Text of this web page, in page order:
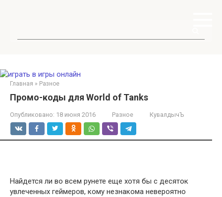
Главная » Разное
Промо-коды для World of Tanks
Опубликовано: 18 июня 2016 Разное КувалдычЪ
Найдется ли во всем рунете еще хотя бы с десяток
увлеченных геймеров, кому незнакома невероятно